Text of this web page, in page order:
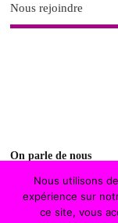
Nous rejoindre
On parle de nous
fontenay magazine
Nous utilisons
expérience sur
ce site, vous